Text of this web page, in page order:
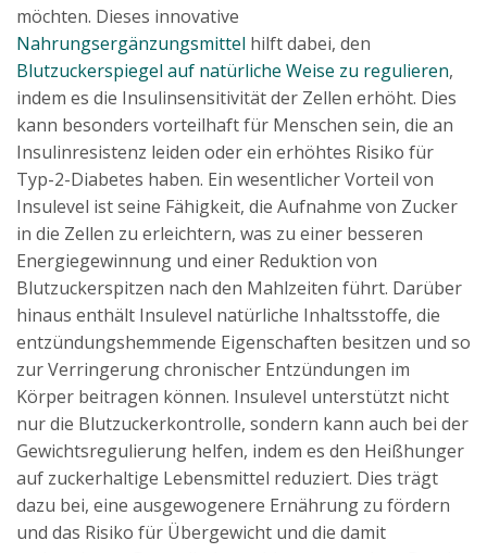
möchten. Dieses innovative
Nahrungsergänzungsmittel hilft dabei, den
Blutzuckerspiegel auf natürliche Weise zu regulieren,
indem es die Insulinsensitivität der Zellen erhöht. Dies
kann besonders vorteilhaft für Menschen sein, die an
Insulinresistenz leiden oder ein erhöhtes Risiko für
Typ-2-Diabetes haben. Ein wesentlicher Vorteil von
Insulevel ist seine Fähigkeit, die Aufnahme von Zucker
in die Zellen zu erleichtern, was zu einer besseren
Energiegewinnung und einer Reduktion von
Blutzuckerspitzen nach den Mahlzeiten führt. Darüber
hinaus enthält Insulevel natürliche Inhaltsstoffe, die
entzündungshemmende Eigenschaften besitzen und so
zur Verringerung chronischer Entzündungen im
Körper beitragen können. Insulevel unterstützt nicht
nur die Blutzuckerkontrolle, sondern kann auch bei der
Gewichtsregulierung helfen, indem es den Heißhunger
auf zuckerhaltige Lebensmittel reduziert. Dies trägt
dazu bei, eine ausgewogenere Ernährung zu fördern
und das Risiko für Übergewicht und die damit